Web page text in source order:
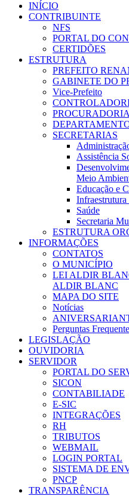
INÍCIO
CONTRIBUINTE
NFS
PORTAL DO
CERTIDÕES
ESTRUTURA
PREFEITO
GABINETE DO
Vice-Prefeito
PROCURADORIA
SECRETARIAS
Assistência
Meio
Educação e
Saúde
Secretaria
ESTRUTURA
INFORMAÇÕES
CONTATOS
O MUNICÍPIO
LEI ALDIR
ALDIR BLANC
MAPA DO SITE
Notícias
Perguntas
LEGISLAÇÃO
OUVIDORIA
SERVIDOR
PORTAL DO
SICON
CONTABILIADE
E-SIC
INTEGRAÇÕES
RH
TRIBUTOS
WEBMAIL
LOGIN PORTAL
SISTEMA DE
PNCP
TRANSPARÊNCIA